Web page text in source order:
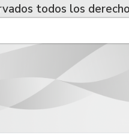
todos los